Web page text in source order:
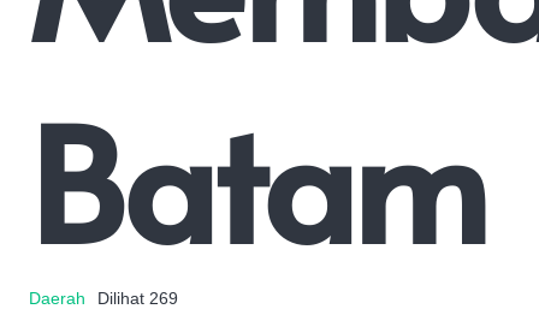
Batam
Daerah Dilihat 269